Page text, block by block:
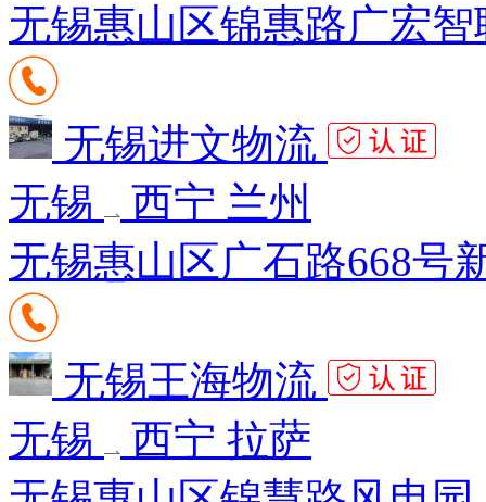
无锡惠山区锦惠路广宏智
无锡进文物流
无锡
西宁 兰州
无锡惠山区广石路668号
无锡王海物流
无锡
西宁 拉萨